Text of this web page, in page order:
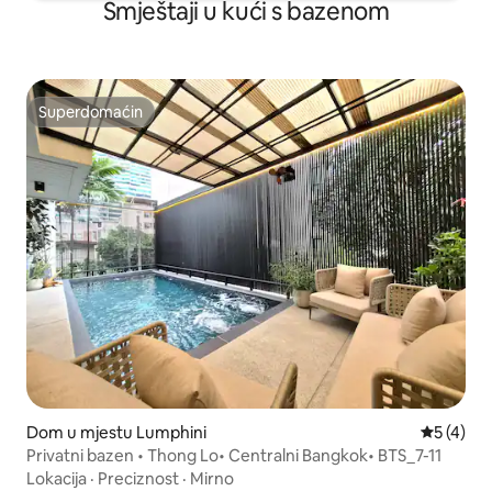
Smještaji u kući s bazenom
Superdomaćin
Superdomaćin
Dom u mjestu Lumphini
5 (4)
Privatni bazen • Thong Lo• Centralni Bangkok• BTS_7-11
Lokacija · Preciznost · Mirno